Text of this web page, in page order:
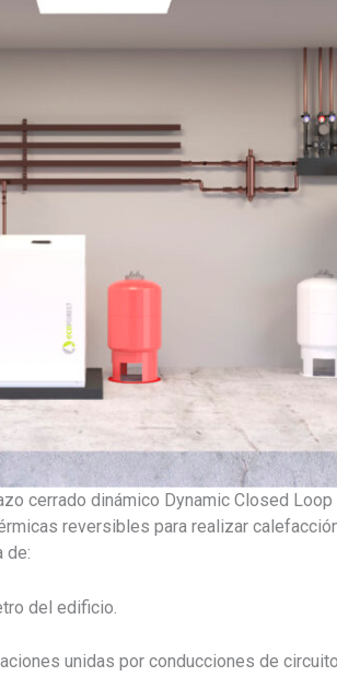
cerrado dinámico Dynamic Closed
reversibles para realizar
de:
del edificio.
unidas por conducciones de